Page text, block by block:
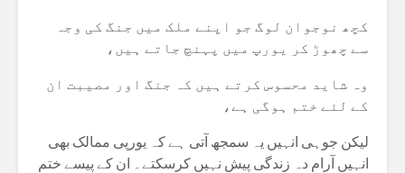
کچھ نوجوان لوگ جو اپنے ملک میں جنگ کی وجہ
سے چھوڑ کر یورپ میں پہنچ جاتے ہیں،
وہ شاید محسوس کرتے ہیں کہ جنگ اور مصیبت ان
کے لئے ختم ہوگی ہے،
لیکن جوہی انہیں یہ سمجھ آتی ہے کہ یورپی ممالک بھی
انہیں آرام دہ زندگی پیش نہیں کرسکتے۔ ان کے پیسے ختم